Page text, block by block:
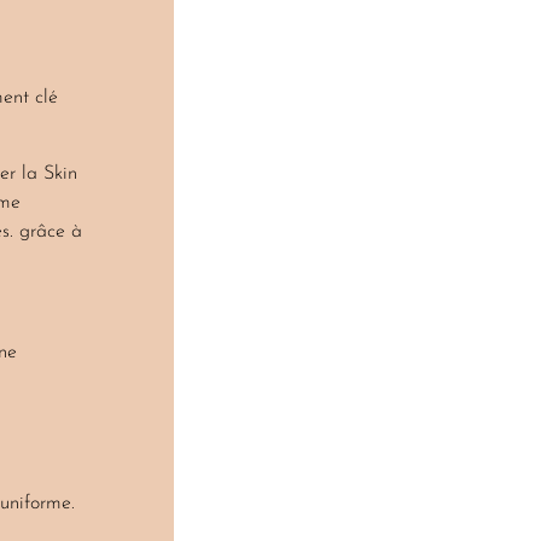
clé
la Skin
grâce à